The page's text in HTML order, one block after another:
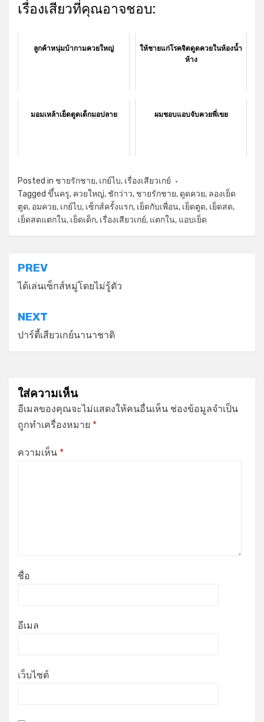
เรื่องเสียวที่คุณอาจชอบ:
ลูกค้าหนุ่มบ้ากามควยใหญ่
ให้ชายแก่โรคจิตดูดควยในห้องน้ำ
ห้าง
มอมเหล้าเย็ดตูดเด็กมอปลาย ผมชอบแอบจับควยพี่เขย
Posted in ชายรักชาย, เกย์ไบ, เรื่องเสียวเกย์
Tagged ขึ้นครู, ควยใหญ่, ชักว่าว, ชายรักชาย, ดูดควย, ลองเย็ด
ตูด, อมควย, เกย์ไบ, เซ็กส์ครั้งแรก, เย็ดกับเพื่อน, เย็ดตูด, เย็ดสด,
เย็ดสดแตกใน, เย็ดเด็ก, เรื่องเสียวเกย์, แตกใน, แอบเย็ด
แนะแนว
เรื่อง
PREV
ได้เล่นเซ็กส์หมู่โดยไม่รู้ตัว
NEXT
ปาร์ตี้เสียวเกย์นานาชาติ
ใส่ความเห็น
อีเมลของคุณจะไม่แสดงให้คนอื่นเห็น ช่องข้อมูลจำเป็น
ถูกทำเครื่องหมาย *
ความเห็น *
ชื่อ
อีเมล
เว็บไซต์